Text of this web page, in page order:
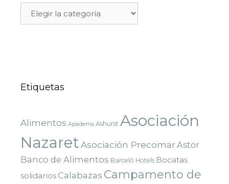
Etiquetas
Alimentos Apadema Ashurst Asociación
NazaretAsociación PrecomarAstor
Banco de Alimentos Barceló Hotels Bocatas
solidarios Calabazas Campamento de